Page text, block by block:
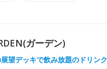
ガーデン)
望デッキで飲み放題のドリン